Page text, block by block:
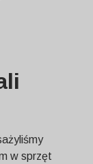
w sprzęt